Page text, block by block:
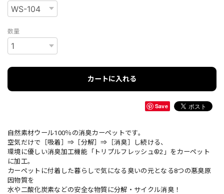
数量
カートに入れる
Save
自然素材ウール100％の消臭カーペットです。
空気だけで［吸着］⇒［分解］⇒［消臭］し続ける、
環境に優しい消臭加工機能「トリプルフレッシュ®2」をカーペット
に加工。
カーペットに付着した暮らしで気になる臭いの元となる8つの悪臭原
因物質を
水や二酸化炭素などの安全な物質に分解・サイクル消臭！